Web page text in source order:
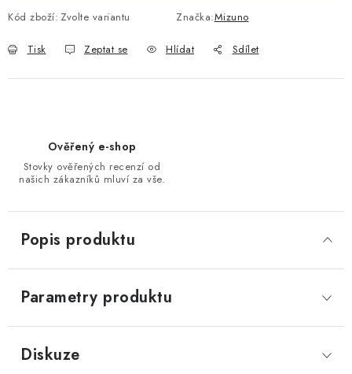
Obchodní podmínky
Velikostní tabulky
Kód zboží: Zvolte variantu Značka:Mizuno
Tisk Zeptat se Hlídat Sdílet
Ověřený e-shop
Stovky ověřených recenzí od
našich zákazníků mluví za vše.
Popis produktu
Parametry produktu
Diskuze